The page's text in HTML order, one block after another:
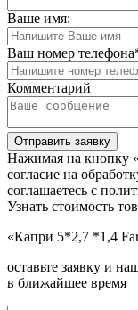
Ваше имя:
Ваш номер телефона
Комментарий
Отправить заявку
Нажимая на кнопку
согласие на
соглашаетесь с
Узнать стоимость
«Капри 5*2,7 *1,4
оставьте заявку и
в ближайшее время